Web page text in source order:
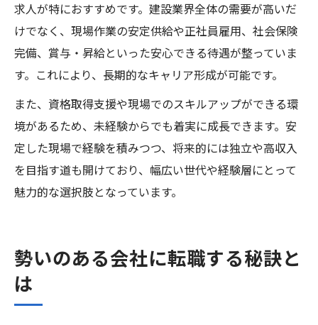
求人が特におすすめです。建設業界全体の需要が高いだ
けでなく、現場作業の安定供給や正社員雇用、社会保険
完備、賞与・昇給といった安心できる待遇が整っていま
す。これにより、長期的なキャリア形成が可能です。
また、資格取得支援や現場でのスキルアップができる環
境があるため、未経験からでも着実に成長できます。安
定した現場で経験を積みつつ、将来的には独立や高収入
を目指す道も開けており、幅広い世代や経験層にとって
魅力的な選択肢となっています。
勢いのある会社に転職する秘訣と
は